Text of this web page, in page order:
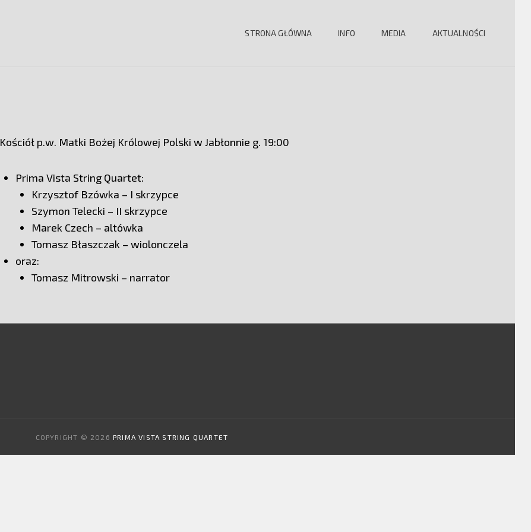
STRONA GŁÓWNA INFO MEDIA AKTUALNOŚCI
Ostatnich
Słów
Chrystusa
Na
Krzyżu
Kościół p.w. Matki Bożej Królowej Polski w Jabłonnie g. 19:00
Prima Vista String Quartet:
Krzysztof Bzówka – I skrzypce
Szymon Telecki – II skrzypce
Marek Czech – altówka
Tomasz Błaszczak – wiolonczela
oraz:
Tomasz Mitrowski – narrator
COPYRIGHT © 2026PRIMA VISTA STRING QUARTET